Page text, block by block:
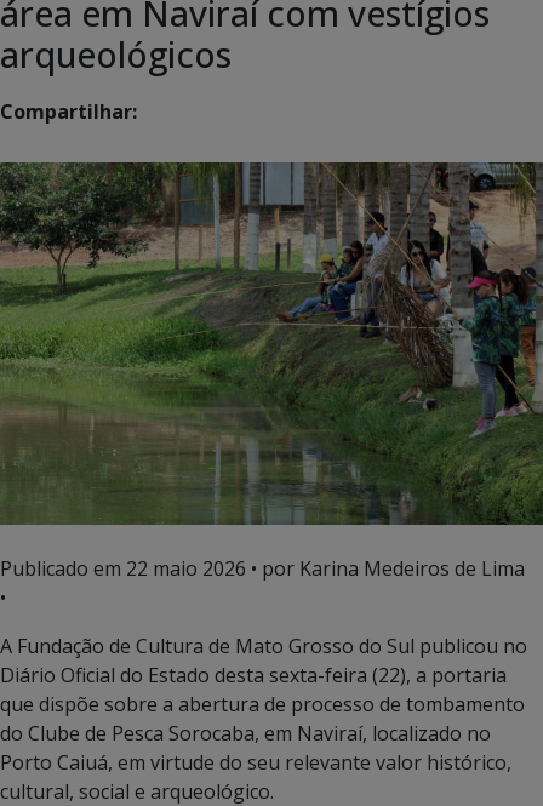
área em Naviraí com vestígios
arqueológicos
Compartilhar:
Publicado em 22 maio 2026 • por Karina Medeiros de Lima
•
A Fundação de Cultura de Mato Grosso do Sul publicou no
Diário Oficial do Estado desta sexta-feira (22), a portaria
que dispõe sobre a abertura de processo de tombamento
do Clube de Pesca Sorocaba, em Naviraí, localizado no
Porto Caiuá, em virtude do seu relevante valor histórico,
cultural, social e arqueológico.